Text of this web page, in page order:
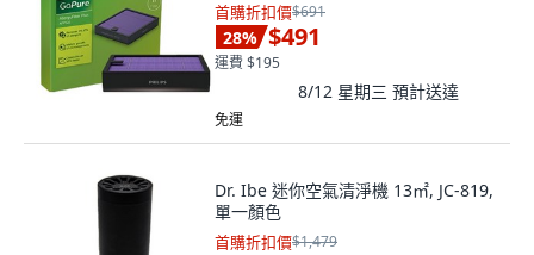
首購折扣價$691
28% $491
運費 $195
8/12 星期三 預計送達
免運
Dr. Ibe 迷你空氣清淨機 13㎡, JC-819,
單一顏色
首購折扣價$1,479